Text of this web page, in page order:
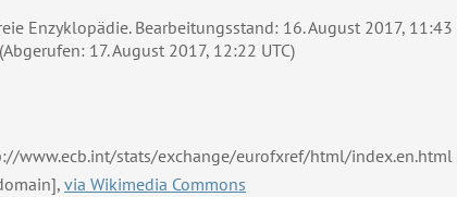
Enzyklopädie. Bearbeitungsstand: 16. August 2017, 11:43
(Abgerufen: 17. August 2017, 12:22 UTC)
www.ecb.int/stats/exchange/eurofxref/html/index.en.html
via Wikimedia Commons